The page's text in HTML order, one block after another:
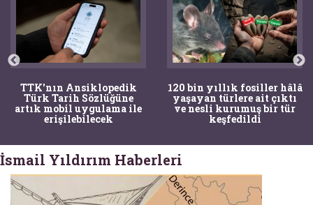
TTK'nın Ansiklopedik
Türk Tarih Sözlüğüne
artık mobil uygulama ile
erişilebilecek
120 bin yıllık fosiller hâlâ
yaşayan türlere ait çıktı
ve nesli kurumuş bir tür
keşfedildi
İsmail Yıldırım Haberleri